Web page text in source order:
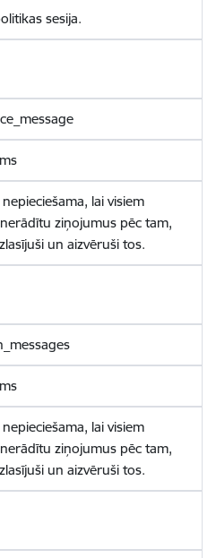
sesija.
lai visiem
ziņojumus pēc tam,
un aizvēruši tos.
lai visiem
ziņojumus pēc tam,
un aizvēruši tos.